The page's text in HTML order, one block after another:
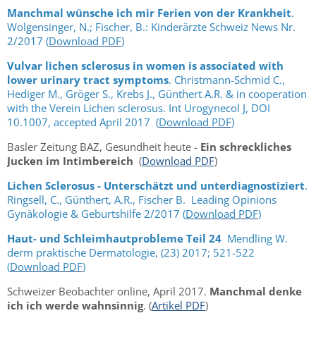
Manchmal wünsche ich mir Ferien von der Krankheit.
Wolgensinger, N.; Fischer, B.: Kinderärzte Schweiz News Nr.
2/2017 (Download PDF)
Vulvar lichen sclerosus in women is associated with
lower urinary tract symptoms. Christmann-Schmid C.,
Hediger M., Gröger S., Krebs J., Günthert A.R. & in cooperation
with the Verein Lichen sclerosus. Int Urogynecol J, DOI
10.1007, accepted April 2017 (Download PDF)
Basler Zeitung BAZ, Gesundheit heute - Ein schreckliches
Jucken im Intimbereich (Download PDF)
Lichen Sclerosus - Unterschätzt und unterdiagnostiziert.
Ringsell, C., Günthert, A.R., Fischer B. Leading Opinions
Gynäkologie & Geburtshilfe 2/2017 (Download PDF)
Haut- und Schleimhautprobleme Teil 24 Mendling W.
derm praktische Dermatologie, (23) 2017; 521-522
(Download PDF)
Schweizer Beobachter online, April 2017. Manchmal denke
ich ich werde wahnsinnig. (Artikel PDF)